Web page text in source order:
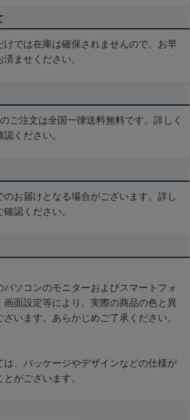
けでは在庫は確保されませんので、お早
ませください。
ご注文は全国一律送料無料です。詳しく
認ください。
お届けとなる場合がございます。詳し
確認ください。
ソコンのモニターおよびスマートフォ
画面設定等により、実際の商品の色と異
います。あらかじめご了承ください。
は、パッケージやデザインなどの仕様が
がございます。